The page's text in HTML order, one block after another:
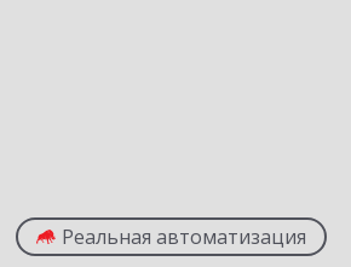
Реальная автоматизация